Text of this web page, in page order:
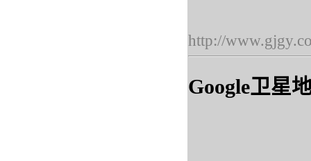
http://
Google卫星